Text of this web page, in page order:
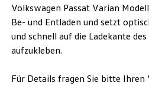
Volkswagen Passat Varian
Be- und Entladen und setzt
und schnell auf die Ladekante
aufzukleben.
Für Details fragen Sie bitte Ihren